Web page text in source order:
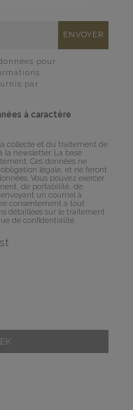
pour
par
à caractère
la collecte et du traitement de
la newsletter. La base
Ces données ne
légale, et ne feront
Vous pouvez exercer
de portabilité, de
un courriel à
consentement à tout
détaillées sur le traitement
de confidentialité